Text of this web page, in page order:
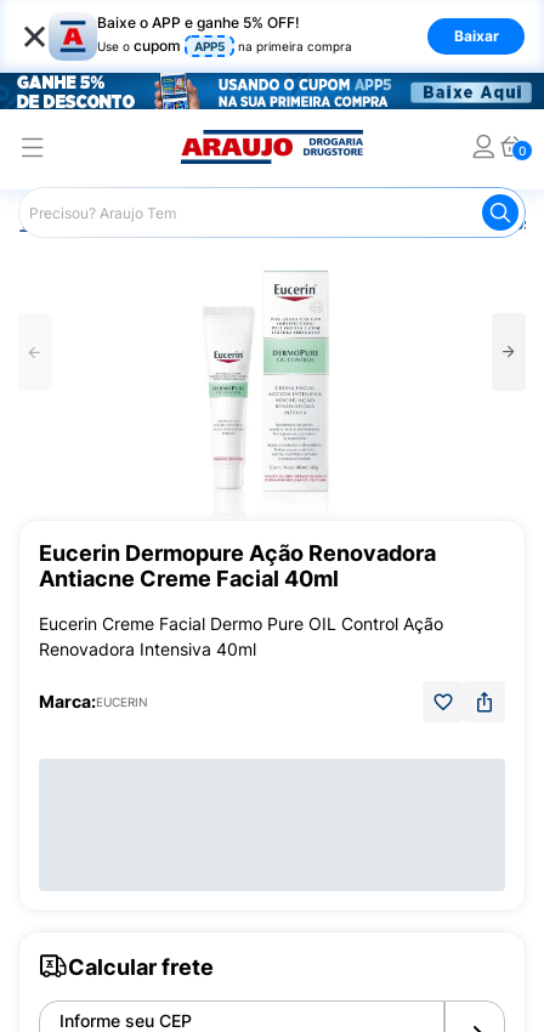
× Baixe o APP e ganhe 5% OFF!
Use o cupom APP5 na primeira compra
Baixar
0
Araujo Dermocosméticos Dermocosméticos para o
Eucerin Dermopure Ação Renovadora
Antiacne Creme Facial 40ml
Eucerin Creme Facial Dermo Pure OIL Control Ação
Renovadora Intensiva 40ml
Marca:EUCERIN
Calcular frete
Informe seu CEP